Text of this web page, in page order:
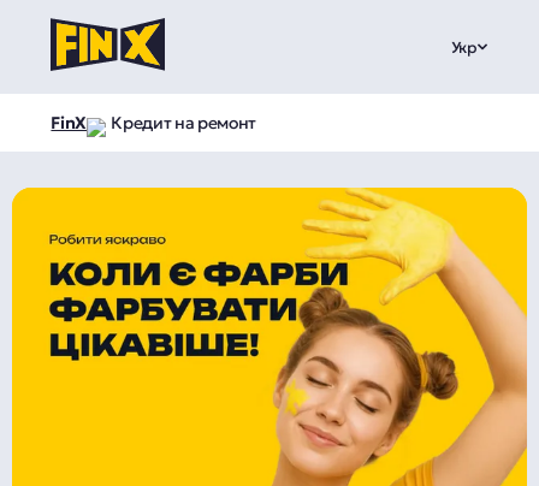
Укр
FinX Кредит на ремонт